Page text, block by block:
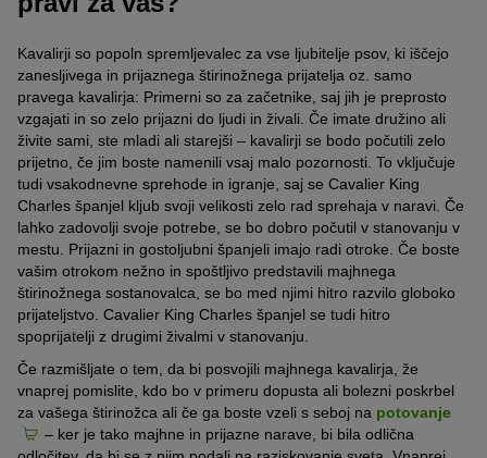
Kavalirji so popoln spremljevalec za vse ljubitelje psov, ki iščejo
zanesljivega in prijaznega štirinožnega prijatelja oz. samo
pravega kavalirja: Primerni so za začetnike, saj jih je preprosto
vzgajati in so zelo prijazni do ljudi in živali. Če imate družino ali
živite sami, ste mladi ali starejši – kavalirji se bodo počutili zelo
prijetno, če jim boste namenili vsaj malo pozornosti. To vključuje
tudi vsakodnevne sprehode in igranje, saj se Cavalier King
Charles španjel kljub svoji velikosti zelo rad sprehaja v naravi. Če
lahko zadovolji svoje potrebe, se bo dobro počutil v stanovanju v
mestu. Prijazni in gostoljubni španjeli imajo radi otroke. Če boste
vašim otrokom nežno in spoštljivo predstavili majhnega
štirinožnega sostanovalca, se bo med njimi hitro razvilo globoko
prijateljstvo. Cavalier King Charles španjel se tudi hitro
spoprijatelji z drugimi živalmi v stanovanju.
Če razmišljate o tem, da bi posvojili majhnega kavalirja, že
vnaprej pomislite, kdo bo v primeru dopusta ali bolezni poskrbel
za vašega štirinožca ali če ga boste vzeli s seboj na potovanje
– ker je tako majhne in prijazne narave, bi bila odlična